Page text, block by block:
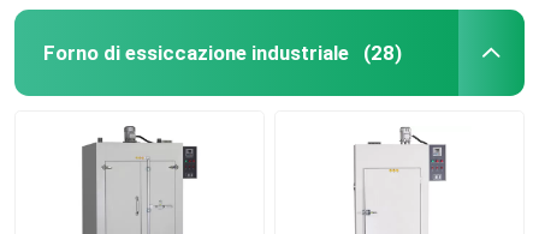
Forno di essiccazione industriale (28)